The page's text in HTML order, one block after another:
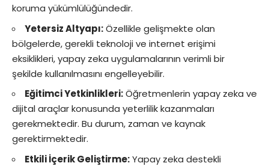
koruma yükümlülüğündedir.
Yetersiz Altyapı:Özellikle gelişmekte olan
bölgelerde, gerekli teknoloji ve internet erişimi
eksiklikleri, yapay zeka uygulamalarının verimli bir
şekilde kullanılmasını engelleyebilir.
Eğitimci Yetkinlikleri:Öğretmenlerin yapay zeka ve
dijital araçlar konusunda yeterlilik kazanmaları
gerekmektedir. Bu durum, zaman ve kaynak
gerektirmektedir.
Etkili İçerik Geliştirme:Yapay zeka destekli